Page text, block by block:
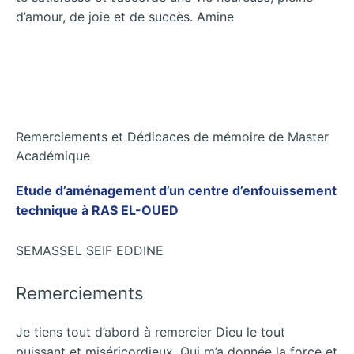
d’amour, de joie et de succès. Amine
Remerciements et Dédicaces de mémoire de Master
Académique
Etude d’aménagement d’un centre d’enfouissement
technique à RAS EL-OUED
SEMASSEL SEIF EDDINE
Remerciements
Je tiens tout d’abord à remercier Dieu le tout